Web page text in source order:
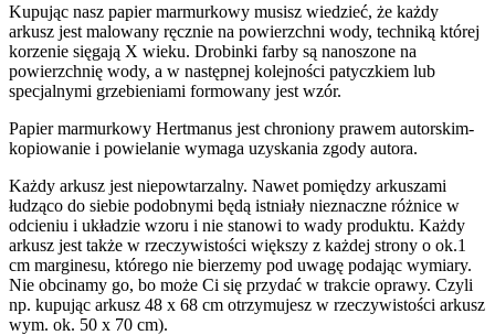
Kupując nasz papier marmurkowy musisz wiedzieć, że każdy
arkusz jest malowany ręcznie na powierzchni wody, techniką której
korzenie sięgają X wieku. Drobinki farby są nanoszone na
powierzchnię wody, a w następnej kolejności patyczkiem lub
specjalnymi grzebieniami formowany jest wzór.
Papier marmurkowy Hertmanus jest chroniony prawem autorskim-
kopiowanie i powielanie wymaga uzyskania zgody autora.
Każdy arkusz jest niepowtarzalny. Nawet pomiędzy arkuszami
łudząco do siebie podobnymi będą istniały nieznaczne różnice w
odcieniu i układzie wzoru i nie stanowi to wady produktu. Każdy
arkusz jest także w rzeczywistości większy z każdej strony o ok.1
cm marginesu, którego nie bierzemy pod uwagę podając wymiary.
Nie obcinamy go, bo może Ci się przydać w trakcie oprawy. Czyli
np. kupując arkusz 48 x 68 cm otrzymujesz w rzeczywistości arkusz
wym. ok. 50 x 70 cm).